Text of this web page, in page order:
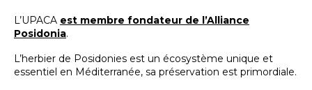
L’UPACA est membre fondateur de l’Alliance
Posidonia.
L’herbier de Posidonies est un écosystème unique et
essentiel en Méditerranée, sa préservation est primordiale.